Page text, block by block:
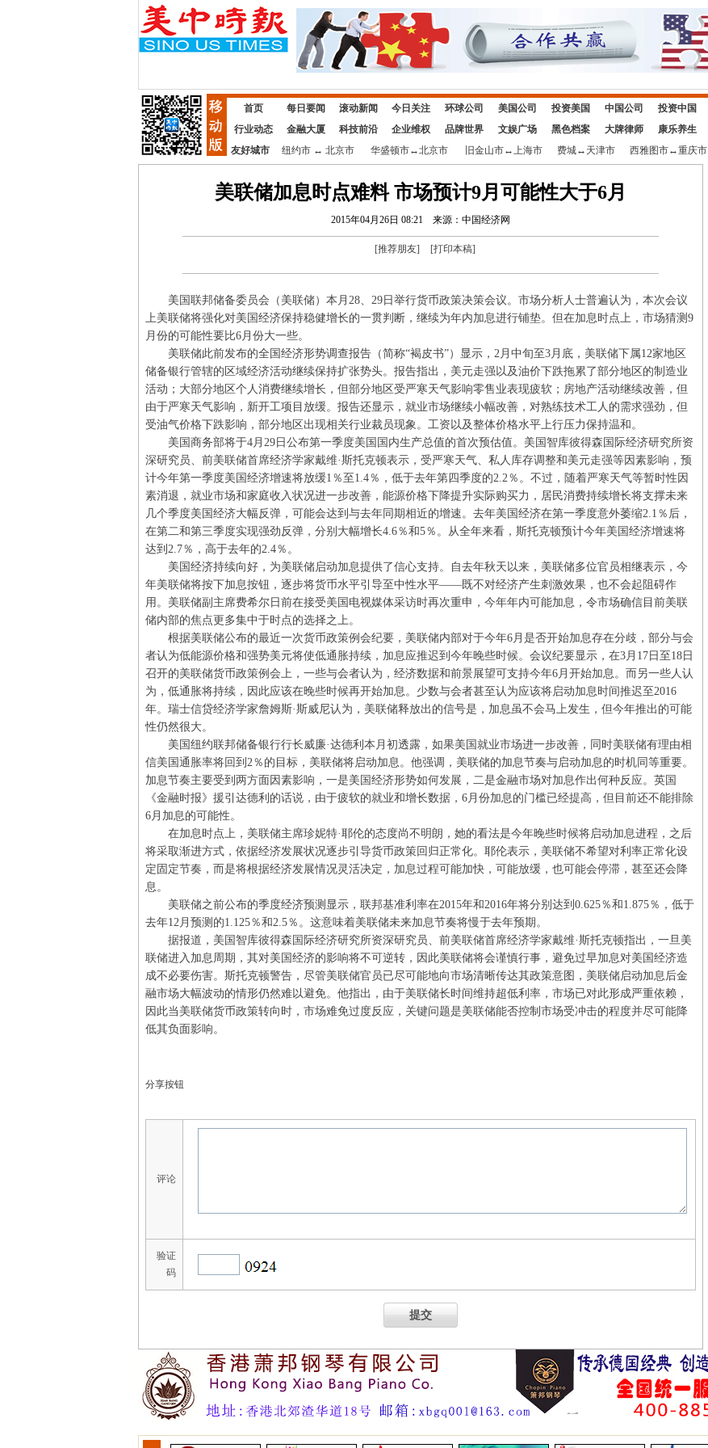
首页 每日要闻 滚动新闻 今日关注 环球公司 美国公司 投资美国 中国公司 投资中国
行业动态
金融大厦 科技前沿 企业维权 品牌世界 文娱广场 黑色档案 大牌律师 康乐养生
友好城市
纽约市↔ 北京市 华盛顿市↔北京市 旧金山市↔上海市 费城↔ 天津市 西雅图市↔重庆市
美联储加息时点难料 市场预计9月可能性大于6月
2015年04月26日 08:21 来源：中国经济网
[推荐朋友] [打印本稿]
美国联邦储备委员会（美联储）本月28、29日举行货币政策决策会议。市场分析人士普遍认为，本次会议
上美联储将强化对美国经济保持稳健增长的一贯判断，继续为年内加息进行铺垫。但在加息时点上，市场猜测9
月份的可能性要比6月份大一些。
美联储此前发布的全国经济形势调查报告（简称“褐皮书”）显示，2月中旬至3月底，美联储下属12家地区
储备银行管辖的区域经济活动继续保持扩张势头。报告指出，美元走强以及油价下跌拖累了部分地区的制造业
活动；大部分地区个人消费继续增长，但部分地区受严寒天气影响零售业表现疲软；房地产活动继续改善，但
由于严寒天气影响，新开工项目放缓。报告还显示，就业市场继续小幅改善，对熟练技术工人的需求强劲，但
受油气价格下跌影响，部分地区出现相关行业裁员现象。工资以及整体价格水平上行压力保持温和。
美国商务部将于4月29日公布第一季度美国国内生产总值的首次预估值。美国智库彼得森国际经济研究所资
深研究员、前美联储首席经济学家戴维·斯托克顿表示，受严寒天气、私人库存调整和美元走强等因素影响，预
计今年第一季度美国经济增速将放缓1％至1.4％，低于去年第四季度的2.2％。不过，随着严寒天气等暂时性因
素消退，就业市场和家庭收入状况进一步改善，能源价格下降提升实际购买力，居民消费持续增长将支撑未来
几个季度美国经济大幅反弹，可能会达到与去年同期相近的增速。去年美国经济在第一季度意外萎缩2.1％后，
在第二和第三季度实现强劲反弹，分别大幅增长4.6％和5％。从全年来看，斯托克顿预计今年美国经济增速将
达到2.7％，高于去年的2.4％。
美国经济持续向好，为美联储启动加息提供了信心支持。自去年秋天以来，美联储多位官员相继表示，今
年美联储将按下加息按钮，逐步将货币水平引导至中性水平——既不对经济产生刺激效果，也不会起阻碍作
用。美联储副主席费希尔日前在接受美国电视媒体采访时再次重申，今年年内可能加息，令市场确信目前美联
储内部的焦点更多集中于时点的选择之上。
根据美联储公布的最近一次货币政策例会纪要，美联储内部对于今年6月是否开始加息存在分歧，部分与会
者认为低能源价格和强势美元将使低通胀持续，加息应推迟到今年晚些时候。会议纪要显示，在3月17日至18日
召开的美联储货币政策例会上，一些与会者认为，经济数据和前景展望可支持今年6月开始加息。而另一些人认
为，低通胀将持续，因此应该在晚些时候再开始加息。少数与会者甚至认为应该将启动加息时间推迟至2016
年。瑞士信贷经济学家詹姆斯·斯威尼认为，美联储释放出的信号是，加息虽不会马上发生，但今年推出的可能
性仍然很大。
美国纽约联邦储备银行行长威廉·达德利本月初透露，如果美国就业市场进一步改善，同时美联储有理由相
信美国通胀率将回到2％的目标，美联储将启动加息。他强调，美联储的加息节奏与启动加息的时机同等重要。
加息节奏主要受到两方面因素影响，一是美国经济形势如何发展，二是金融市场对加息作出何种反应。英国
《金融时报》援引达德利的话说，由于疲软的就业和增长数据，6月份加息的门槛已经提高，但目前还不能排除
6月加息的可能性。
在加息时点上，美联储主席珍妮特·耶伦的态度尚不明朗，她的看法是今年晚些时候将启动加息进程，之后
将采取渐进方式，依据经济发展状况逐步引导货币政策回归正常化。耶伦表示，美联储不希望对利率正常化设
定固定节奏，而是将根据经济发展情况灵活决定，加息过程可能加快，可能放缓，也可能会停滞，甚至还会降
息。
美联储之前公布的季度经济预测显示，联邦基准利率在2015年和2016年将分别达到0.625％和1.875％，低于
去年12月预测的1.125％和2.5％。这意味着美联储未来加息节奏将慢于去年预期。
据报道，美国智库彼得森国际经济研究所资深研究员、前美联储首席经济学家戴维·斯托克顿指出，一旦美
联储进入加息周期，其对美国经济的影响将不可逆转，因此美联储将会谨慎行事，避免过早加息对美国经济造
成不必要伤害。斯托克顿警告，尽管美联储官员已尽可能地向市场清晰传达其政策意图，美联储启动加息后金
融市场大幅波动的情形仍然难以避免。他指出，由于美联储长时间维持超低利率，市场已对此形成严重依赖，
因此当美联储货币政策转向时，市场难免过度反应，关键问题是美联储能否控制市场受冲击的程度并尽可能降
低其负面影响。
分享按钮
评论
验证
码
提交